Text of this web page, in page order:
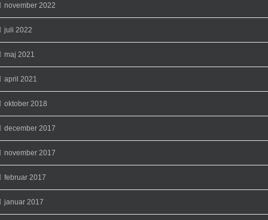
november 2022
juli 2022
maj 2021
april 2021
oktober 2018
december 2017
november 2017
februar 2017
januar 2017